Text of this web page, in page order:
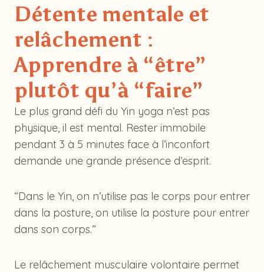
Détente mentale et
relâchement :
Apprendre à “être”
plutôt qu’à “faire”
Le plus grand défi du Yin yoga n’est pas
physique, il est mental. Rester immobile
pendant 3 à 5 minutes face à l’inconfort
demande une grande présence d’esprit.
“Dans le Yin, on n’utilise pas le corps pour entrer
dans la posture, on utilise la posture pour entrer
dans son corps.”
Le relâchement musculaire volontaire permet